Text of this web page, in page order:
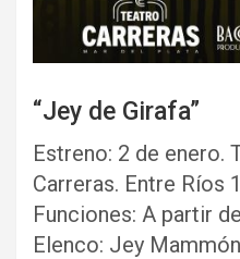
“Jey de Girafa”
Estreno: 2 de enero.
Carreras. Entre Ríos
Funciones: A partir
Elenco: Jey